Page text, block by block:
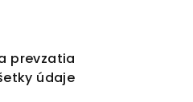
prevzatia
údaje